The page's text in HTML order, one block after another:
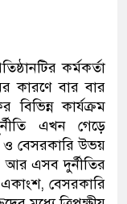
কর্মকর্তা
কারণে বার বার
কার্যক্রম
এখন গেড়ে
ও বেসরকারি উভয়
আর এসব দুর্নীতির
একাংশ, বেসরকারি